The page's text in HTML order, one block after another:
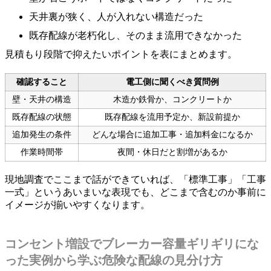
天井裏が狭く、人が入れない構造だった
既存配線が老朽化し、そのまま流用できなかった
見積もり段階で抑えたいポイントを表にまとめます。
確認すること
電工側に聞くべき質問例
壁・天井の構造
木造か鉄骨か、コンクリートか
既存配線の状態
既存配線を流用予定か、新設前提か
追加発生の条件
どんな場合に追加工事・追加料金になるか
作業時間帯
夜間・休日だと割増があるか
現地調査でここまで話ができていれば、「標準工事」「工事
一式」というあいまいな表現でも、どこまで含むのか事前に
イメージが揃いやすくなります。
コンセント増設でブレーカー容量ギリギリにな
った実例から学ぶ危険な配線の見分け方